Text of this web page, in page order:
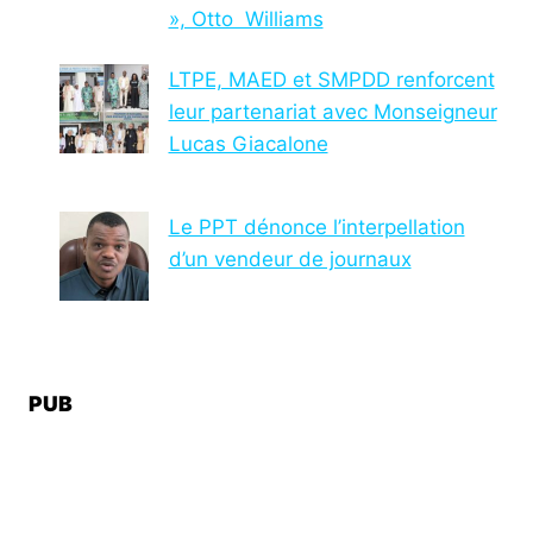
», Otto Williams
LTPE, MAED et SMPDD renforcent
leur partenariat avec Monseigneur
Lucas Giacalone
Le PPT dénonce l’interpellation
d’un vendeur de journaux
PUB